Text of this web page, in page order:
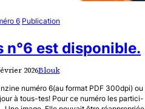
6 Publication
n°6 est disponible.
2026Blouk
numéro 6(au format PDF 300dpi) ou
à tous-tes! Pour ce numéro les partici-